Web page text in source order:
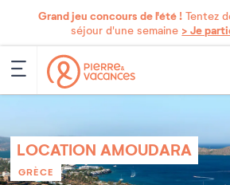
Grand jeu concours de l'été ! Tentez
séjour d'une semaine > Je
LOCATION AMOUDARA
GRÈCE